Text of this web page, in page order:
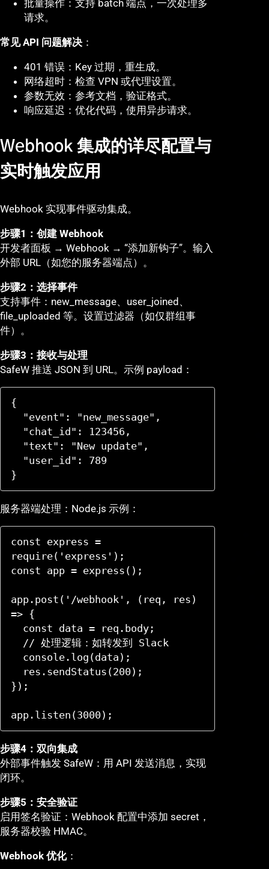
批量操作：支持 batch 端点，一次处理多
请求。
常见 API 问题解决 ：
401 错误：Key 过期，重生成。
网络超时：检查 VPN 或代理设置。
参数无效：参考文档，验证格式。
响应延迟：优化代码，使用异步请求。
Webhook 集成的详尽配置与
实时触发应用
Webhook 实现事件驱动集成。
步骤1：创建 Webhook
开发者面板 → Webhook → “添加新钩子”。输入
外部 URL（如您的服务器端点）。
步骤2：选择事件
支持事件：new_message、user_joined、
file_uploaded 等。设置过滤器（如仅群组事
件）。
步骤3：接收与处理
SafeW 推送 JSON 到 URL。示例 payload：
{
}
服务器端处理：Node.js 示例：
const express =
require('express');
const app = express();
app.post('/webhook', (req, res)
=> {
});
app.listen(3000);
步骤4：双向集成
外部事件触发 SafeW：用 API 发送消息，实现
闭环。
步骤5：安全验证
启用签名验证：Webhook 配置中添加 secret，
服务器校验 HMAC。
Webhook 优化：